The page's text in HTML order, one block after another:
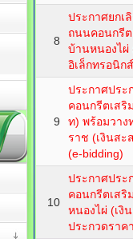
8
ประกาศยกเ
ถนนคอนกรีต
บ้านหนองไผ่
อิเล็กทรอนิก
9
ประกาศประ
คอนกรีตเสริ
ท) พร้อมวาง
ราช (เงินสะ
(e-bidding)
10
ประกาศประ
คอนกรีตเสริ
หนองไผ่ (เงิ
ประกวดราค